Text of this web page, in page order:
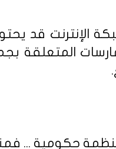
شبكة الإنترنت
المتعلقة